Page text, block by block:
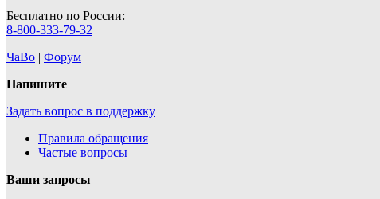
Бесплатно по России:
8-800-333-79-32
ЧаВо | Форум
Напишите
Задать вопрос в поддержку
Правила обращения
Частые вопросы
Ваши запросы